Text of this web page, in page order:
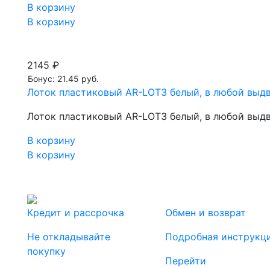
В корзину
В корзину
2145 ₽
Бонус: 21.45 руб.
Лоток пластиковый AR-LOT3 белый, в любой
Лоток пластиковый AR-LOT3 белый, в любой
В корзину
В корзину
Кредит и рассрочка
Не откладывайте
покупку
Обмен и возврат
Подробная
Перейти